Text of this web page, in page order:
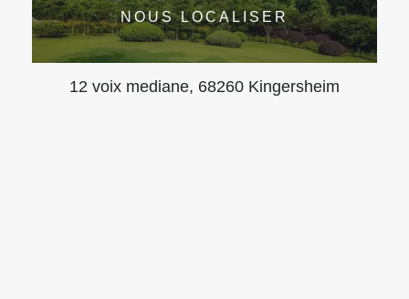
NOUS LOCALISER
12 voix mediane, 68260 Kingersheim